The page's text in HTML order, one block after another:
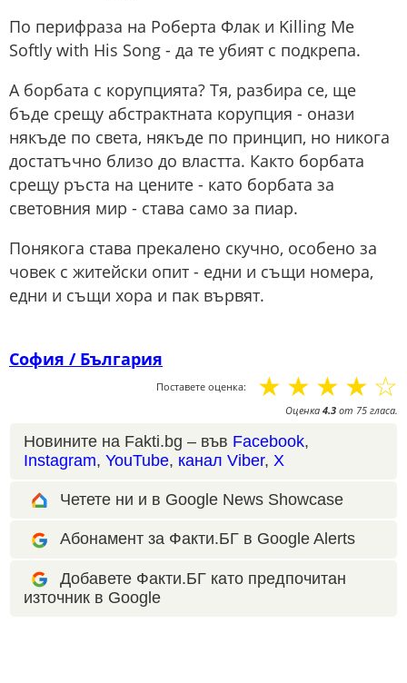
По перифраза на Роберта Флак и Killing Me
Softly with His Song - да те убият с подкрепа.
А борбата с корупцията? Тя, разбира се, ще
бъде срещу абстрактната корупция - онази
някъде по света, някъде по принцип, но никога
достатъчно близо до властта. Както борбата
срещу ръста на цените - като борбата за
световния мир - става само за пиар.
Понякога става прекалено скучно, особено за
човек с житейски опит - едни и същи номера,
едни и същи хора и пак вървят.
София / България
Поставете оценка: ☆
☆
☆
☆
☆
Оценка 4.3 от 75 гласа.
Новините на Fakti.bg – във Facebook,
Instagram, YouTube, канал Viber, X
Четете ни и в Google News Showcase
Абонамент за Факти.БГ в Google Alerts
Добавете Факти.БГ като предпочитан
източник в Google